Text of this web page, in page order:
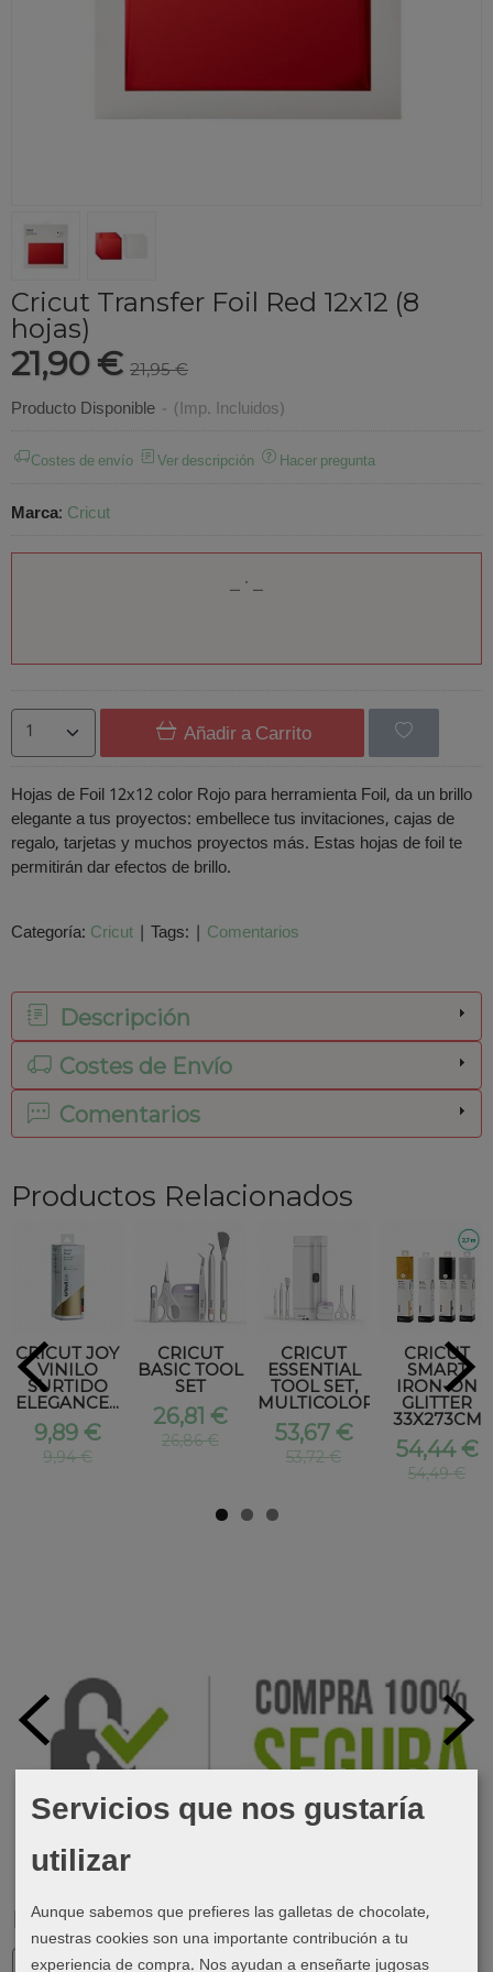
Marcas
Cricut Transfer Foil Red 12x12 (8
hojas)
21,90 € 21,95 €
Producto Disponible - (Imp. Incluidos)
Costes de envío Ver descripción Hacer pregunta
Marca: Cricut
Añadir a Carrito
Hojas de Foil 12x12 color Rojo para herramienta Foil, da un brillo
elegante a tus proyectos: embellece tus invitaciones, cajas de
regalo, tarjetas y muchos proyectos más. Estas hojas de foil te
permitirán dar efectos de brillo.
Categoría: Cricut | Tags: | Comentarios
Descripción
Costes de Envío
Comentarios
Productos Relacionados
CRICUT JOY
VINILO
SURTIDO
ELEGANCE...
9,89 €
9,94 €
CRICUT
BASIC TOOL
SET
26,81 €
26,86 €
CRICUT
ESSENTIAL
TOOL SET,
MULTICOLOR
53,67 €
53,72 €
CRICUT
SMART
IRON-ON
GLITTER
33X273CM
54,44 €
54,49 €
Servicios que nos gustaría
utilizar
Aunque sabemos que prefieres las galletas de chocolate,
nuestras cookies son una importante contribución a tu
experiencia de compra. Nos ayudan a enseñarte jugosas